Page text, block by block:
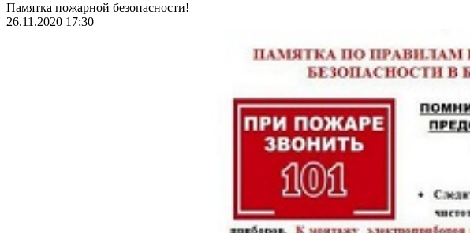
Памятка пожарной безопасности!
26.11.2020 17:30